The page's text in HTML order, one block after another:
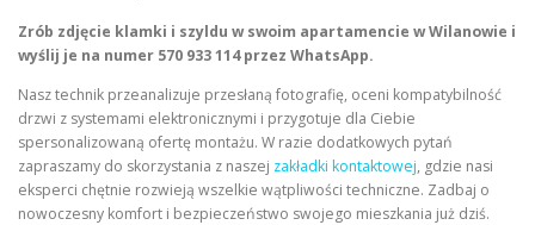
Zrób zdjęcie klamki i szyldu w swoim apartamencie w Wilanowie i
wyślij je na numer 570 933 114 przez WhatsApp.
Nasz technik przeanalizuje przesłaną fotografię, oceni kompatybilność
drzwi z systemami elektronicznymi i przygotuje dla Ciebie
spersonalizowaną ofertę montażu. W razie dodatkowych pytań
zapraszamy do skorzystania z naszej zakładki kontaktowej, gdzie nasi
eksperci chętnie rozwieją wszelkie wątpliwości techniczne. Zadbaj o
nowoczesny komfort i bezpieczeństwo swojego mieszkania już dziś.